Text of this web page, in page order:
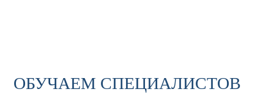
ОБУЧАЕМ СПЕЦИАЛИСТОВ